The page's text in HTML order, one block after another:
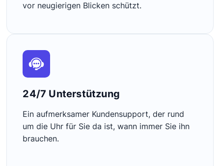
vor neugierigen Blicken schützt.
24/7 Unterstützung
Ein aufmerksamer Kundensupport, der rund
um die Uhr für Sie da ist, wann immer Sie ihn
brauchen.